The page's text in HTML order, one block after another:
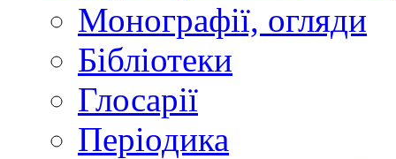
Монографії, огляди
Бібліотеки
Глосарії
Періодика